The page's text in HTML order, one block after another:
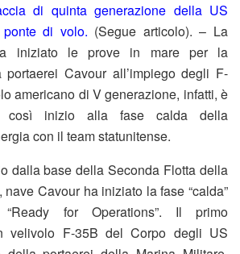
di quinta generazione della US
di volo. (Segue articolo). – La
iniziato le prove in mare per la
portaerei Cavour all’impiego degli F-
americano di V generazione, infatti, è
così inizio alla fase calda della
con il team statunitense.
dalla base della Seconda Flotta della
Cavour ha iniziato la fase “calda”
for Operations”. Il primo
velivolo F-35B del Corpo degli US